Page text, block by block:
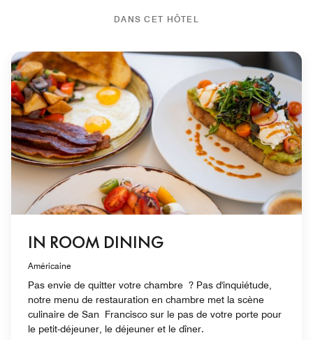
DANS CET HÔTEL
IN ROOM DINING
Américaine
Pas envie de quitter votre chambre ? Pas d'inquiétude,
notre menu de restauration en chambre met la scène
culinaire de San Francisco sur le pas de votre porte pour
le petit-déjeuner, le déjeuner et le dîner.